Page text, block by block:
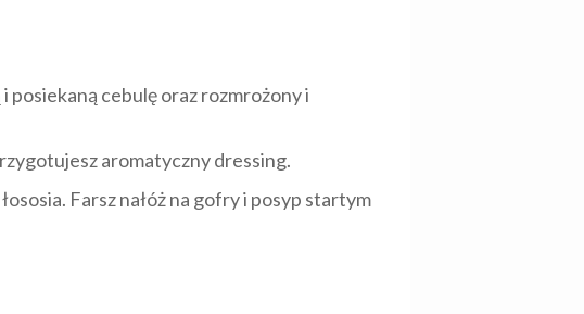
posiekaną cebulę oraz rozmrożony i
aromatyczny dressing.
Farsz nałóż na gofry i posyp startym